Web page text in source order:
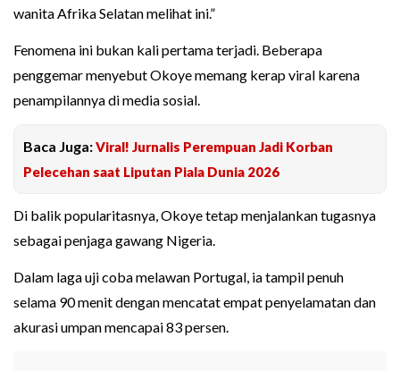
wanita Afrika Selatan melihat ini.”
Fenomena ini bukan kali pertama terjadi. Beberapa
penggemar menyebut Okoye memang kerap viral karena
penampilannya di media sosial.
Baca Juga:Viral! Jurnalis Perempuan Jadi Korban
Pelecehan saat Liputan Piala Dunia 2026
Di balik popularitasnya, Okoye tetap menjalankan tugasnya
sebagai penjaga gawang Nigeria.
Dalam laga uji coba melawan Portugal, ia tampil penuh
selama 90 menit dengan mencatat empat penyelamatan dan
akurasi umpan mencapai 83 persen.